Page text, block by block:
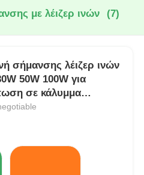
με λέιζερ ινών (7)
σήμανσης λέιζερ ινών
50W 100W για
σε κάλυμμα
/ αλουμινίου